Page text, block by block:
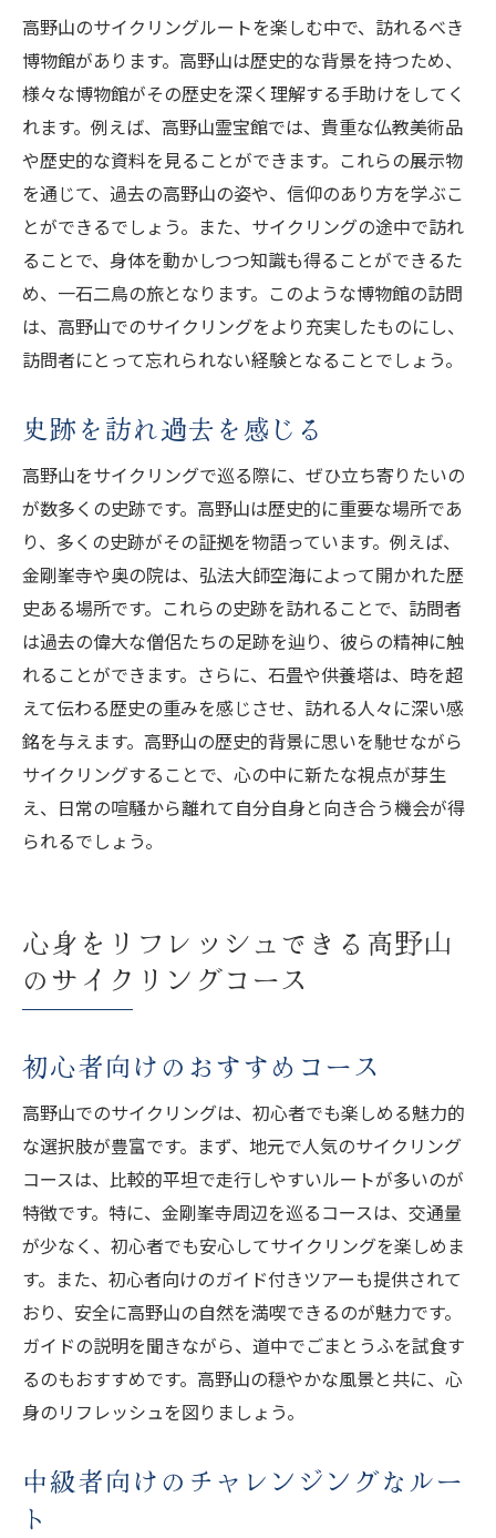
高野山のサイクリングルートを楽しむ中で、訪れるべき
博物館があります。高野山は歴史的な背景を持つため、
様々な博物館がその歴史を深く理解する手助けをしてく
れます。例えば、高野山霊宝館では、貴重な仏教美術品
や歴史的な資料を見ることができます。これらの展示物
を通じて、過去の高野山の姿や、信仰のあり方を学ぶこ
とができるでしょう。また、サイクリングの途中で訪れ
ることで、身体を動かしつつ知識も得ることができるた
め、一石二鳥の旅となります。このような博物館の訪問
は、高野山でのサイクリングをより充実したものにし、
訪問者にとって忘れられない経験となることでしょう。
史跡を訪れ過去を感じる
高野山をサイクリングで巡る際に、ぜひ立ち寄りたいの
が数多くの史跡です。高野山は歴史的に重要な場所であ
り、多くの史跡がその証拠を物語っています。例えば、
金剛峯寺や奥の院は、弘法大師空海によって開かれた歴
史ある場所です。これらの史跡を訪れることで、訪問者
は過去の偉大な僧侶たちの足跡を辿り、彼らの精神に触
れることができます。さらに、石畳や供養塔は、時を超
えて伝わる歴史の重みを感じさせ、訪れる人々に深い感
銘を与えます。高野山の歴史的背景に思いを馳せながら
サイクリングすることで、心の中に新たな視点が芽生
え、日常の喧騒から離れて自分自身と向き合う機会が得
られるでしょう。
心身をリフレッシュできる高野山
のサイクリングコース
初心者向けのおすすめコース
高野山でのサイクリングは、初心者でも楽しめる魅力的
な選択肢が豊富です。まず、地元で人気のサイクリング
コースは、比較的平坦で走行しやすいルートが多いのが
特徴です。特に、金剛峯寺周辺を巡るコースは、交通量
が少なく、初心者でも安心してサイクリングを楽しめま
す。また、初心者向けのガイド付きツアーも提供されて
おり、安全に高野山の自然を満喫できるのが魅力です。
ガイドの説明を聞きながら、道中でごまとうふを試食す
るのもおすすめです。高野山の穏やかな風景と共に、心
身のリフレッシュを図りましょう。
中級者向けのチャレンジングなルー
ト